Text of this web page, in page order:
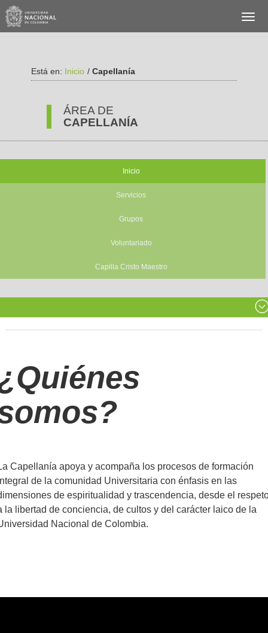
Está en: Inicio / Capellanía
ÁREA DE
CAPELLANÍA
Inicio
Servicios
Grupos
Voluntariado
Capilla Cristo Maestro
Capellanía apoya y acompaña los procesos de formación
de la comunidad Universitaria con énfasis en las
de espiritualidad y trascendencia, desde el
la libertad de conciencia, de cultos y del carácter laico de la
Nacional de Colombia.